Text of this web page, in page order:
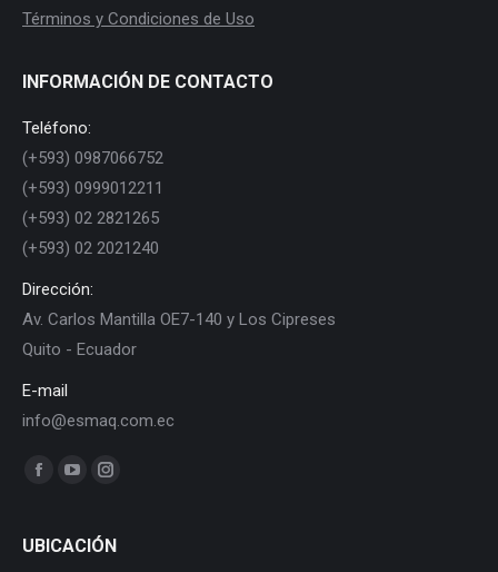
Términos y Condiciones de Uso
INFORMACIÓN DE CONTACTO
Teléfono:
(+593) 0987066752
(+593) 0999012211
(+593) 02 2821265
(+593) 02 2021240
Dirección:
Av. Carlos Mantilla OE7-140 y Los Cipreses
Quito - Ecuador
E-mail
info@esmaq.com.ec
Find us on:
Facebook
opens
YouTube
opens
Instagram
opens
UBICACIÓN